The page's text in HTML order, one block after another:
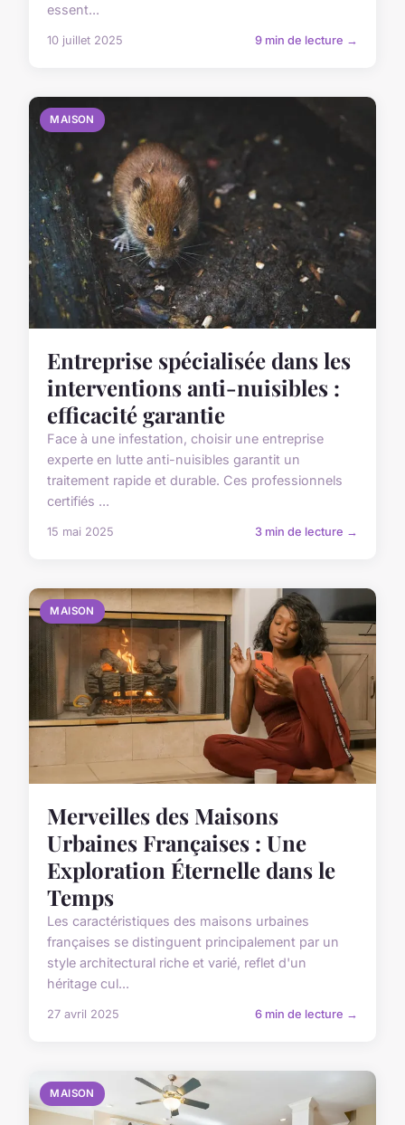
essent...
10 juillet 2025 9 min de lecture →
MAISON
Entreprise spécialisée dans les
interventions anti-nuisibles :
efficacité garantie
Face à une infestation, choisir une entreprise
experte en lutte anti-nuisibles garantit un
traitement rapide et durable. Ces professionnels
certifiés ...
15 mai 2025 3 min de lecture →
MAISON
Merveilles des Maisons
Urbaines Françaises : Une
Exploration Éternelle dans le
Temps
Les caractéristiques des maisons urbaines
françaises se distinguent principalement par un
style architectural riche et varié, reflet d'un
héritage cul...
27 avril 2025 6 min de lecture →
MAISON